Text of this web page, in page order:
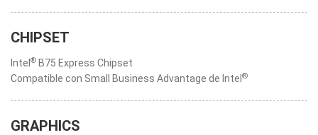
CHIPSET
Intel ® B75 Express Chipset
Compatible con Small Business Advantage de Intel ®
GRAPHICS